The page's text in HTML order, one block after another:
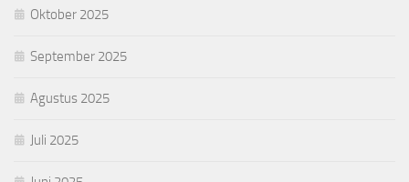
Oktober 2025
September 2025
Agustus 2025
Juli 2025